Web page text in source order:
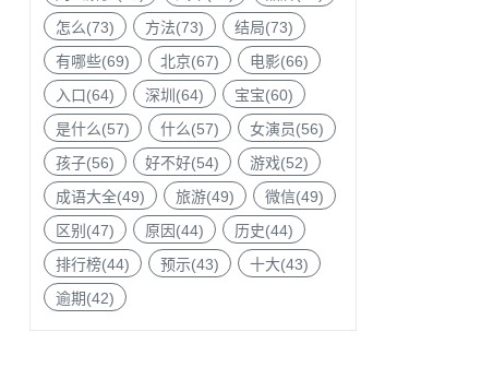
怎么(73)
方法(73)
结局(73)
有哪些(69)
北京(67)
电影(66)
入口(64)
深圳(64)
宝宝(60)
是什么(57)
什么(57)
女演员(56)
孩子(56)
好不好(54)
游戏(52)
成语大全(49)
旅游(49)
微信(49)
区别(47)
原因(44)
历史(44)
排行榜(44)
预示(43)
十大(43)
逾期(42)